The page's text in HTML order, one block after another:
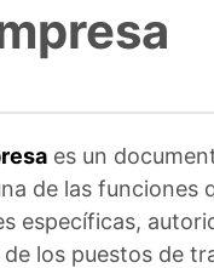
es un
de las funciones
específicas,
los puestos de